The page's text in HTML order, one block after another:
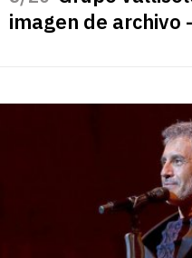
imagen de archivo